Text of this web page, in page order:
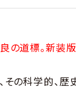
道標。新装版
その科学的、